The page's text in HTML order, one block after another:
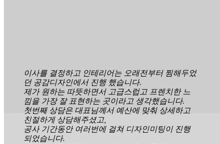
이사를 결정하고 인테리어는 오래전부터 찜해두었
던 공감디자인에서 진행 했습니다.
제가 원하는 따뜻하면서 고급스럽고 프렌치한 느
낌을 가장 잘 표현하는 곳이라고 생각했습니다.
첫번째 상담은 대표님께서 예산에 맞춰 상세하고
친절하게 상담해주셨고,
공사 기간동안 여러번에 걸쳐 디자인미팅이 진행
되었습니다.